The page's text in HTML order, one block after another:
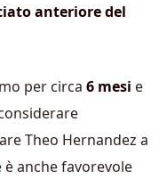
anteriore del
per circa 6 mesi e
Theo Hernandez a
è anche favorevole